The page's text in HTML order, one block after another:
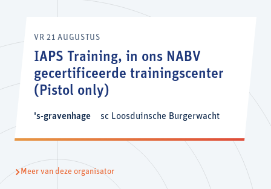
VR 21 AUGUSTUS
IAPS Training, in ons NABV
gecertificeerde trainingscenter
(Pistol only)
's-gravenhage sc Loosduinsche Burgerwacht
Meer van deze organisator